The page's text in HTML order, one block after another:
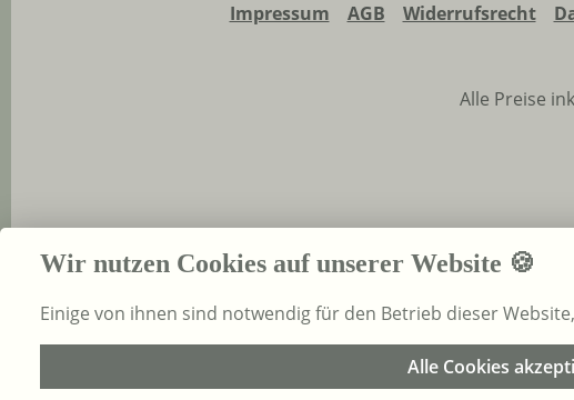
Impressum AGB Widerrufsrecht
Alle Preise
Wir nutzen Cookies auf unserer Website 🍪
Einige von ihnen sind notwendig für den Betrieb dieser
Alle Cookies